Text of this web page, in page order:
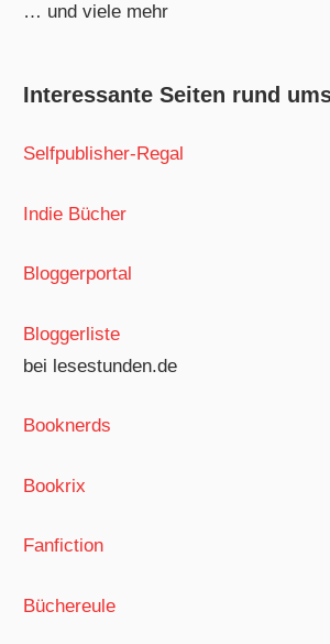
… und viele mehr
Interessante Seiten rund
Selfpublisher-Regal
Indie Bücher
Bloggerportal
Bloggerliste
bei lesestunden.de
Booknerds
Bookrix
Fanfiction
Büchereule